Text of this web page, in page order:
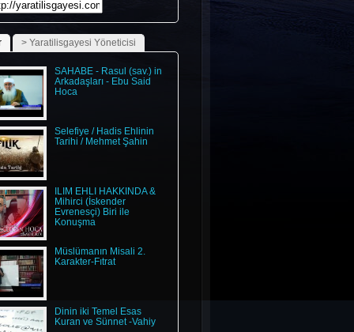
dua Muhammed
sav Allah huzur huzur
seminer soner bilgili
hoca ebu said
2022-08-25 09:44:51
> Yaratilisgayesi Yöneticisi
SAHABE - Rasul (sav.) in
Arkadaşları - Ebu Said
Hoca
Selefiye / Hadis Ehlinin
Tarihi / Mehmet Şahin
İLİM EHLİ HAKKINDA &
Mihirci (İskender
Evrenesçi) Biri ile
Konuşma
Müslümanın Misali 2.
Karakter-Fıtrat
Dinin iki Temel Esas
Kuran ve Sünnet -Vahiy